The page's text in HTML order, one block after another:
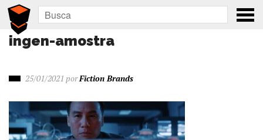
ingen-amostra
25/01/2021 porFiction Brands